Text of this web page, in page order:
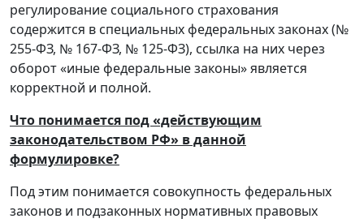
регулирование социального страхования
содержится в специальных федеральных законах (№
255-ФЗ, № 167-ФЗ, № 125-ФЗ), ссылка на них через
оборот «иные федеральные законы» является
корректной и полной.
Что понимается под «действующим
законодательством РФ» в данной
формулировке?
Под этим понимается совокупность федеральных
законов и подзаконных нормативных правовых